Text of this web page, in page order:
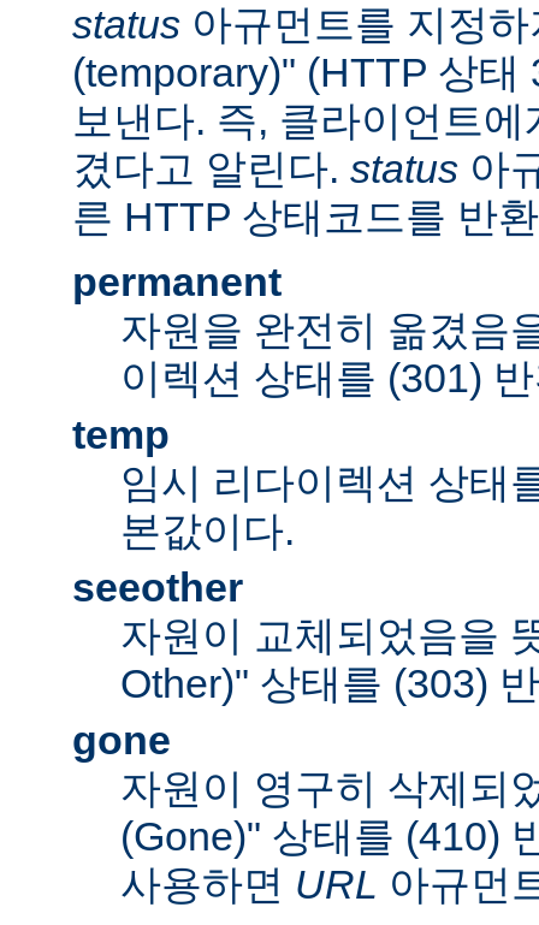
status 아규먼트를 지정
(temporary)" (HTTP 상태
보낸다. 즉, 클라이언트
겼다고 알린다. status 아
른 HTTP 상태코드를 반
permanent
자원을 완전히 옮겼음
이렉션 상태를 (301)
temp
임시 리다이렉션 상태
본값이다.
seeother
자원이 교체되었음을
Other)" 상태를 (303)
gone
자원이 영구히 삭제되
(Gone)" 상태를 (410)
사용하면 URL 아규먼